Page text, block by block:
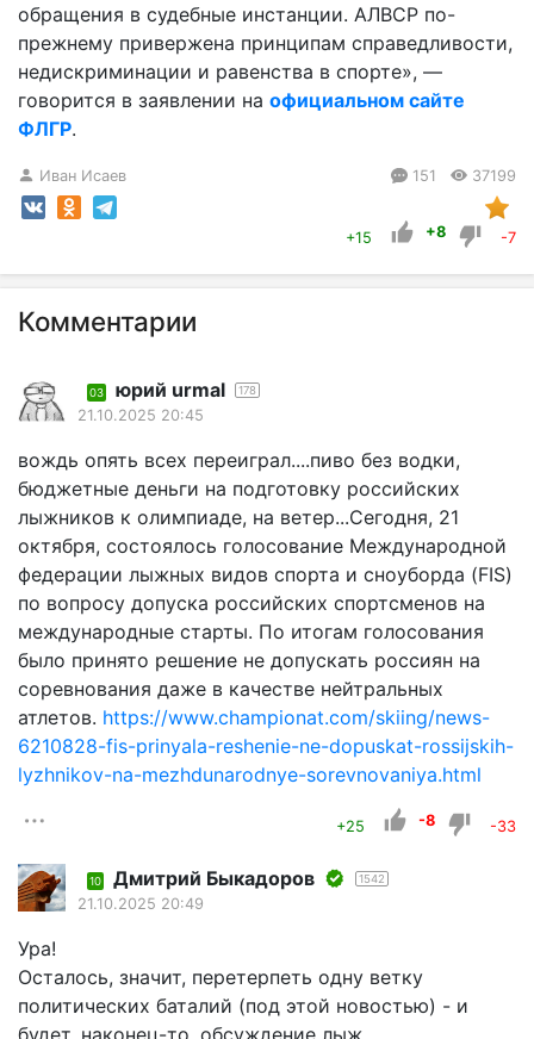
обращения в судебные инстанции. АЛВСР по-
прежнему привержена принципам справедливости,
недискриминации и равенства в спорте», —
говорится в заявлении на официальном сайте
ФЛГР.
Иван Исаев 151 37199
+15 +8 -7
Комментарии
03 юрий urmal 178
21.10.2025 20:45
вождь опять всех переиграл....пиво без водки,
бюджетные деньги на подготовку российских
лыжников к олимпиаде, на ветер...Сегодня, 21
октября, состоялось голосование Международной
федерации лыжных видов спорта и сноуборда (FIS)
по вопросу допуска российских спортсменов на
международные старты. По итогам голосования
было принято решение не допускать россиян на
соревнования даже в качестве нейтральных
атлетов. https://www.championat.com/skiing/news-
6210828-fis-prinyala-reshenie-ne-dopuskat-rossijskih-
lyzhnikov-na-mezhdunarodnye-sorevnovaniya.html
+25 -8 -33
10 Дмитрий Быкадоров 1542
21.10.2025 20:49
Ура!
Осталось, значит, перетерпеть одну ветку
политических баталий (под этой новостью) - и
будет, наконец-то, обсуждение лыж.